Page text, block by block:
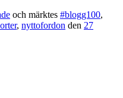
och märktes #blogg100,
, nyttofordon den 27